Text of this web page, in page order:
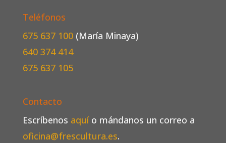
Teléfonos
675 637 100 (María Minaya)
640 374 414
675 637 105
Contacto
Escríbenos aquío mándanos un correo a
oficina@frescultura.es.